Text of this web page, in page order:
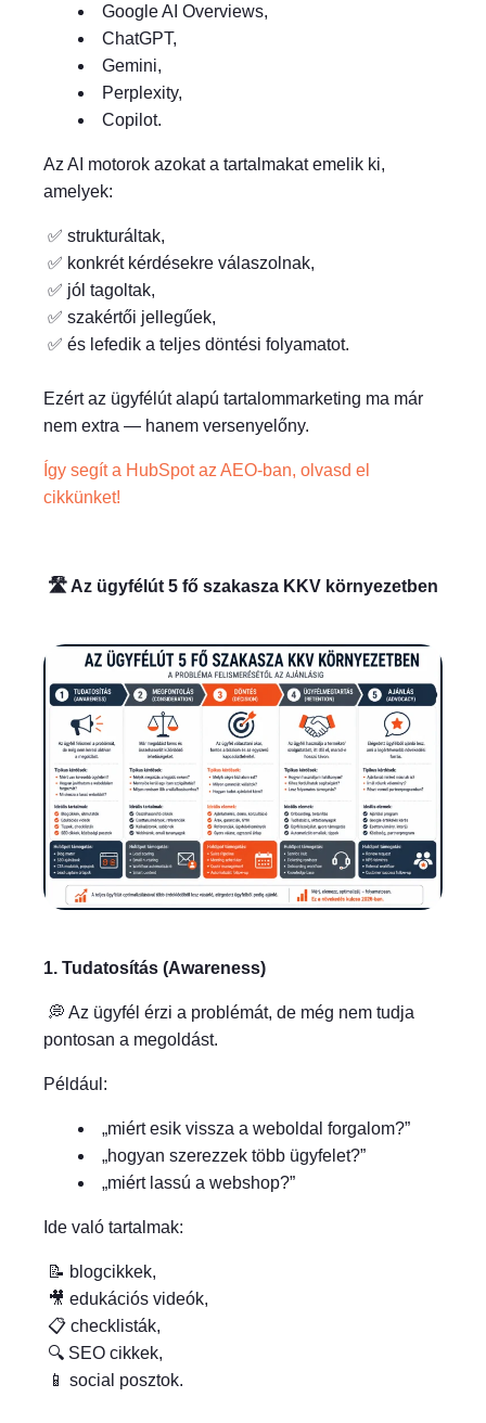
Google AI Overviews,
ChatGPT,
Gemini,
Perplexity,
Copilot.
Az AI motorok azokat a tartalmakat emelik ki,
amelyek:
✅ strukturáltak,
✅ konkrét kérdésekre válaszolnak,
✅ jól tagoltak,
✅ szakértői jellegűek,
✅ és lefedik a teljes döntési folyamatot.
Ezért az ügyfélút alapú tartalommarketing ma már
nem extra — hanem versenyelőny.
Így segít a HubSpot az AEO-ban, olvasd el
cikkünket!
🛣️ Az ügyfélút 5 fő szakasza KKV környezetben
1. Tudatosítás (Awareness)
💭 Az ügyfél érzi a problémát, de még nem tudja
pontosan a megoldást.
Például:
„miért esik vissza a weboldal forgalom?”
„hogyan szerezzek több ügyfelet?”
„miért lassú a webshop?”
Ide való tartalmak:
📝 blogcikkek,
🎥 edukációs videók,
📋 checklisták,
🔍 SEO cikkek,
📱 social posztok.